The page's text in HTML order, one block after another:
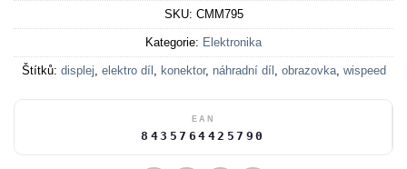
SKU: CMM795
Kategorie: Elektronika
Štítků: displej, elektro díl , konektor, náhradní díl , obrazovka, wispeed
EAN
8435764425790